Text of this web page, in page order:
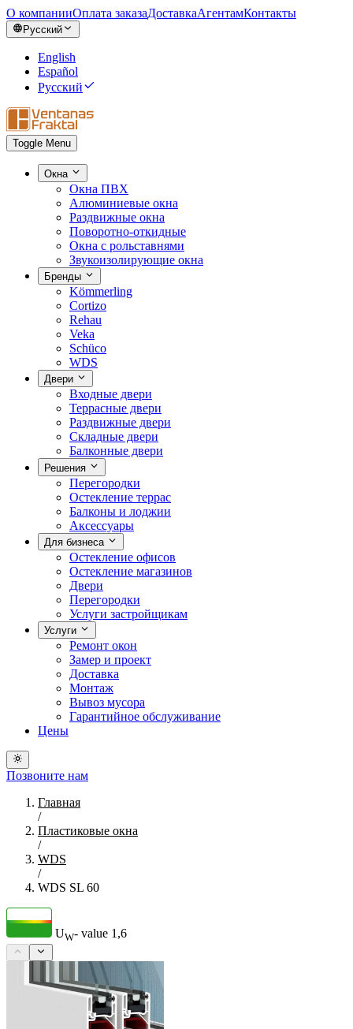
О компанииОплата заказаДоставкаАгентамКонтакты
Русский
English
Español
Русский
Toggle Menu
Окна
Окна ПВХ
Алюминиевые окна
Раздвижные окна
Поворотно-откидные
Окна с рольставнями
Звукоизолирующие окна
Бренды
Kömmerling
Cortizo
Rehau
Veka
Schüco
WDS
Двери
Входные двери
Террасные двери
Раздвижные двери
Складные двери
Балконные двери
Решения
Перегородки
Остекление террас
Балконы и лоджии
Аксессуары
Для бизнеса
Остекление офисов
Остекление магазинов
Двери
Перегородки
Услуги застройщикам
Услуги
Ремонт окон
Замер и проект
Доставка
Монтаж
Вывоз мусора
Гарантийное обслуживание
Цены
Позвоните нам
Главная
/
Пластиковые окна
/
WDS
/
WDS SL 60
UW- value 1,6